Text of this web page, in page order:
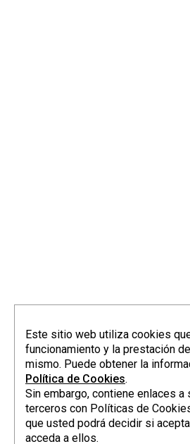
Este sitio web utiliza cookies
funcionamiento y la prestación
mismo. Puede obtener la
Política de Cookies.
Sin embargo, contiene enlaces
terceros con Políticas de
que usted podrá decidir si
acceda a ellos.